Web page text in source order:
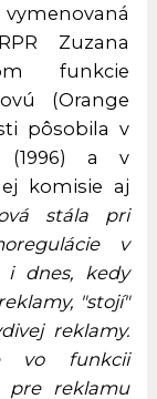
Zuzana
funkcie
(Orange
pôsobila v
(1996) a v
komisie aj
stála pri
v
i dnes, kedy
"stojí"
reklamy.
vo funkcii
pre reklamu